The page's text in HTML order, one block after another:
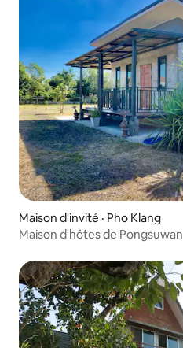
Maison d'invité · Pho Klang
Maison d'hôtes de Pongsuwan